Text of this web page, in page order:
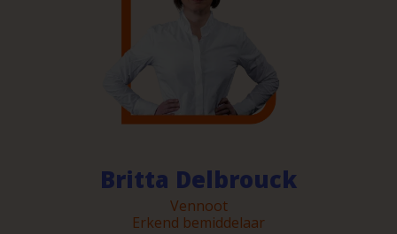
Britta Delbrouck
Vennoot
Erkend bemiddelaar